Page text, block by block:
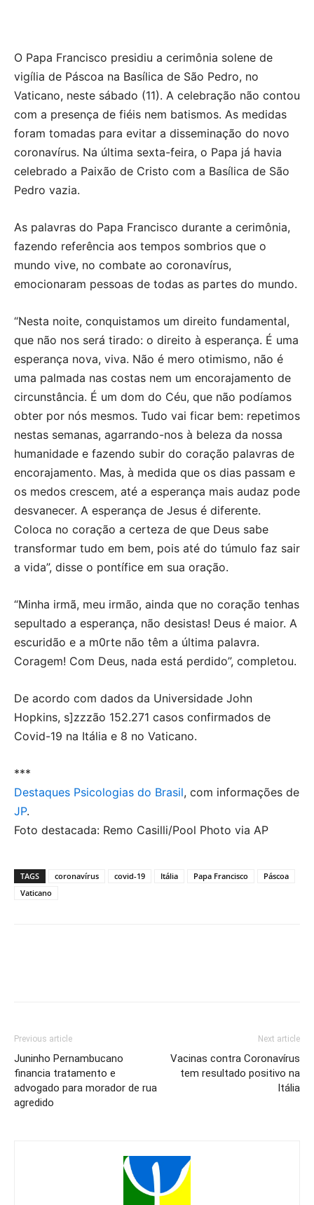
O Papa Francisco presidiu a cerimônia solene de
vigília de Páscoa na Basílica de São Pedro, no
Vaticano, neste sábado (11). A celebração não contou
com a presença de fiéis nem batismos. As medidas
foram tomadas para evitar a disseminação do novo
coronavírus. Na última sexta-feira, o Papa já havia
celebrado a Paixão de Cristo com a Basílica de São
Pedro vazia.
As palavras do Papa Francisco durante a cerimônia,
fazendo referência aos tempos sombrios que o
mundo vive, no combate ao coronavírus,
emocionaram pessoas de todas as partes do mundo.
“Nesta noite, conquistamos um direito fundamental,
que não nos será tirado: o direito à esperança. É uma
esperança nova, viva. Não é mero otimismo, não é
uma palmada nas costas nem um encorajamento de
circunstância. É um dom do Céu, que não podíamos
obter por nós mesmos. Tudo vai ficar bem: repetimos
nestas semanas, agarrando-nos à beleza da nossa
humanidade e fazendo subir do coração palavras de
encorajamento. Mas, à medida que os dias passam e
os medos crescem, até a esperança mais audaz pode
desvanecer. A esperança de Jesus é diferente.
Coloca no coração a certeza de que Deus sabe
transformar tudo em bem, pois até do túmulo faz sair
a vida”, disse o pontífice em sua oração.
“Minha irmã, meu irmão, ainda que no coração tenhas
sepultado a esperança, não desistas! Deus é maior. A
escuridão e a m0rte não têm a última palavra.
Coragem! Com Deus, nada está perdido”, completou.
De acordo com dados da Universidade John
Hopkins, s]zzzão 152.271 casos confirmados de
Covid-19 na Itália e 8 no Vaticano.
***
Destaques Psicologias do Brasil, com informações de
JP.
Foto destacada: Remo Casilli/Pool Photo via AP
TAGS coronavírus covid-19 Itália Papa Francisco
Páscoa
Vaticano
Previous article
Juninho Pernambucano
financia tratamento e
advogado para morador de rua
agredido
Next article
Vacinas contra Coronavírus
tem resultado positivo na
Itália